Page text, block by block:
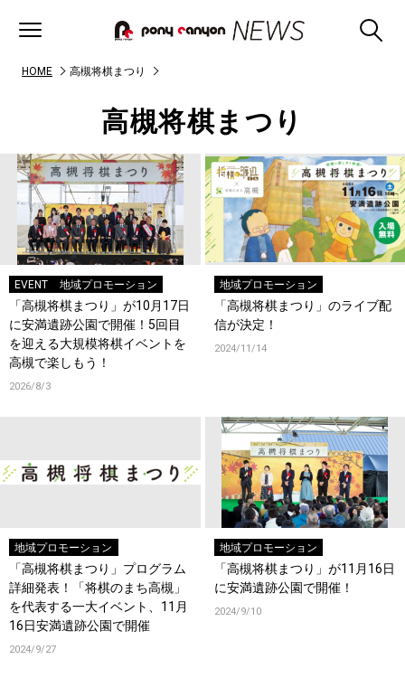
HOME 高槻将棋まつり
高槻将棋まつり
EVENT 地域プロモーション
「高槻将棋まつり」が10月17日
に安満遺跡公園で開催！5回目
を迎える大規模将棋イベントを
高槻で楽しもう！
2026/8/3
地域プロモーション
「高槻将棋まつり」のライブ配
信が決定！
2024/11/14
地域プロモーション
「高槻将棋まつり」プログラム
詳細発表！「将棋のまち高槻」
を代表する一大イベント、11月
16日安満遺跡公園で開催
2024/9/27
地域プロモーション
「高槻将棋まつり」が11月16日
に安満遺跡公園で開催！
2024/9/10